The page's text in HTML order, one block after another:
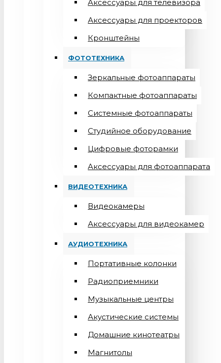
Aксессуары для телевизора
Аксессуары для проекторов
Кронштейны
ФОТОТЕХНИКА
Зеркальные фотоаппараты
Компактные фотоаппараты
Системные фотоаппараты
Студийное оборудование
Цифровые фоторамки
Aксессуары для фотоаппарата
ВИДЕОТЕХНИКА
Видеокамеры
Аксессуары для видеокамер
АУДИОТЕХНИКА
Портативные колонки
Радиоприемники
Музыкальные центры
Акустические системы
Домашние кинотеатры
Магнитолы